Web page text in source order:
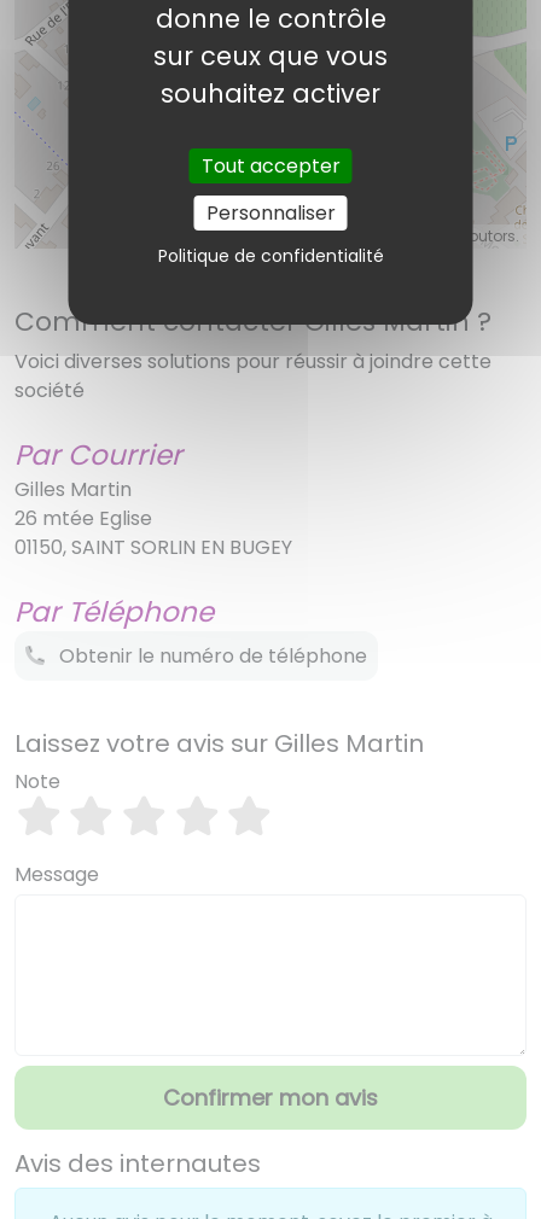
donne le contrôle
sur ceux que vous
souhaitez activer
Tout accepter
Personnaliser
Politique de confidentialité
Gilles Martin
©OpenStreetMap contributors.
Comment contacter Gilles Martin ?
Voici diverses solutions pour réussir à joindre cette
société
Par Courrier
Gilles Martin
26 mtée Eglise
01150, SAINT SORLIN EN BUGEY
Par Téléphone
Obtenir le numéro de téléphone
Laissez votre avis sur Gilles Martin
Note
Message
Confirmer mon avis
Avis des internautes